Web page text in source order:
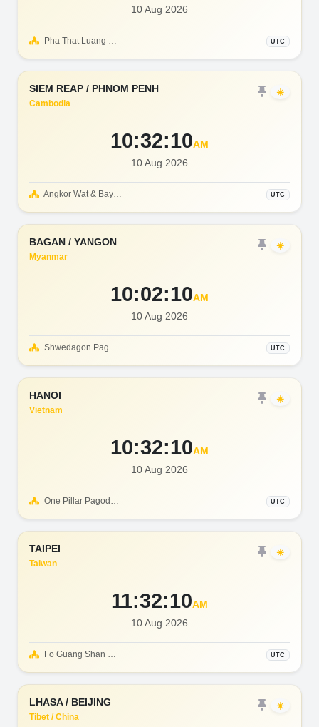
10 Aug 2026
Pha That Luang & Wat Xieng Thong UTC
SIEM REAP / PHNOM PENH
Cambodia
☀️
10:32:12AM
10 Aug 2026
Angkor Wat & Bayon Temple UTC
BAGAN / YANGON
Myanmar
☀️
10:02:12AM
10 Aug 2026
Shwedagon Pagoda & Bagan Temples UTC
HANOI
Vietnam
☀️
10:32:12AM
10 Aug 2026
One Pillar Pagoda & Perfume Pagoda UTC
TAIPEI
Taiwan
☀️
11:32:12AM
10 Aug 2026
Fo Guang Shan Monastery & Sun Moon Lake UTC
LHASA / BEIJING
Tibet / China
☀️